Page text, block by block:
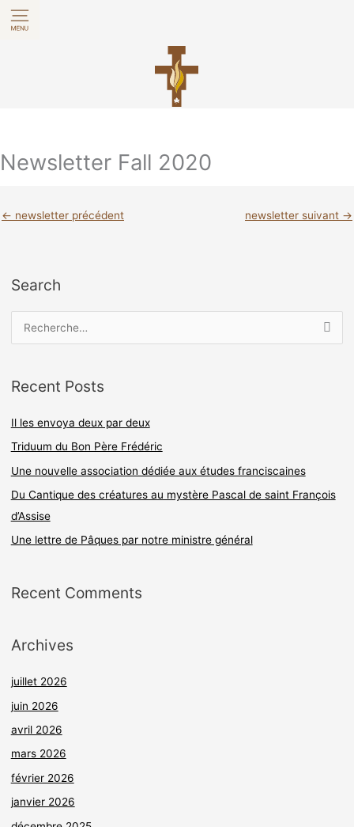
Aller
au
Newsletter Fall 2020
← newsletter précédent newsletter suivant →
Search
h
e
h
e
r
Recent Posts
Il les envoya deux par deux
Triduum du Bon Père Frédéric
Une nouvelle association dédiée aux études franciscaines
Du Cantique des créatures au mystère Pascal de saint François
d’Assise
Une lettre de Pâques par notre ministre général
Recent Comments
Archives
juillet 2026
juin 2026
avril 2026
mars 2026
février 2026
janvier 2026